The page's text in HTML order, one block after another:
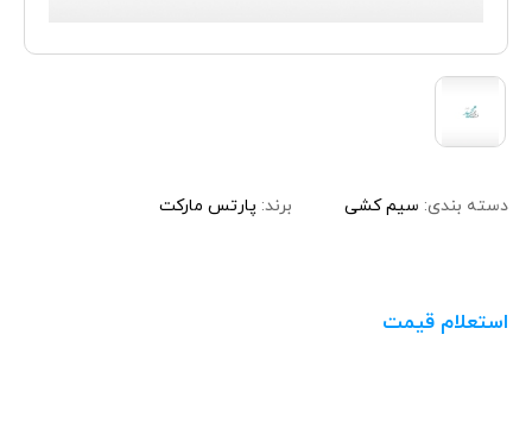
دسته بندی: سیم کشی برند: پارتس مارکت
استعلام قیمت